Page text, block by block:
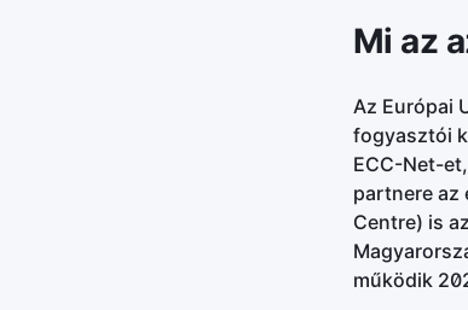
Mi az
Az Európai
fogyasztói
ECC-Net-
partnere
Centre) is
működik